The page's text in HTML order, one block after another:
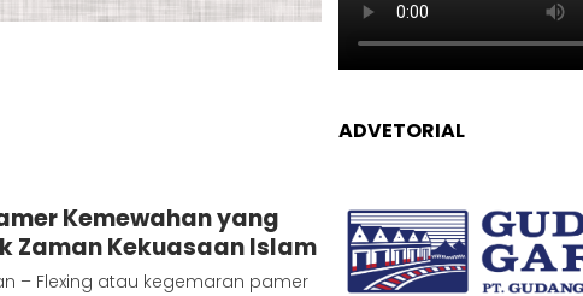
Kemewahan yang
Zaman Kekuasaan Islam
– Flexing atau kegemaran pamer
ADVETORIAL